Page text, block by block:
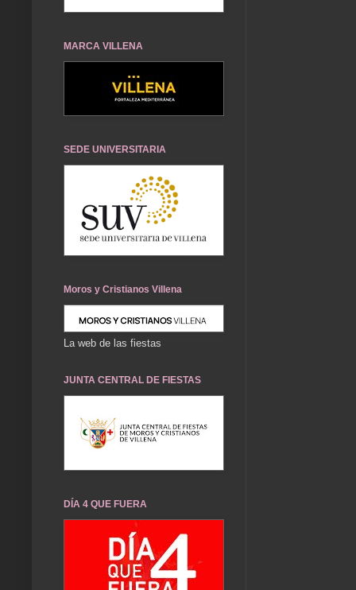
MARCA VILLENA
SEDE UNIVERSITARIA
Moros y Cristianos Villena
La web de las fiestas
JUNTA CENTRAL DE FIESTAS
DÍA 4 QUE FUERA